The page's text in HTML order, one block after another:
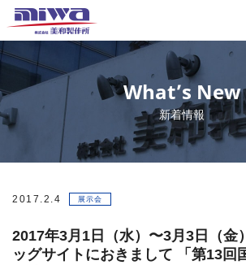
What’s New
新着情報
2017.2.4 展示会
2017年3月1日（水）〜3月3日（金
ッグサイトにおきまして 「第13回